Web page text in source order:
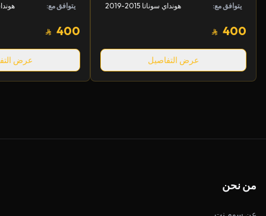
يتوافق مع: هونداي سوناتا 2015-2019
400
عرض التفاصيل
يتوافق مع:
هونداي
400
عرض
من نحن